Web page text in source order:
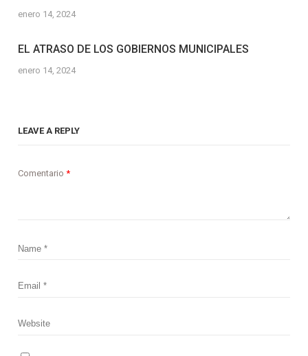
enero 14, 2024
EL ATRASO DE LOS GOBIERNOS MUNICIPALES
enero 14, 2024
LEAVE A REPLY
Comentario*